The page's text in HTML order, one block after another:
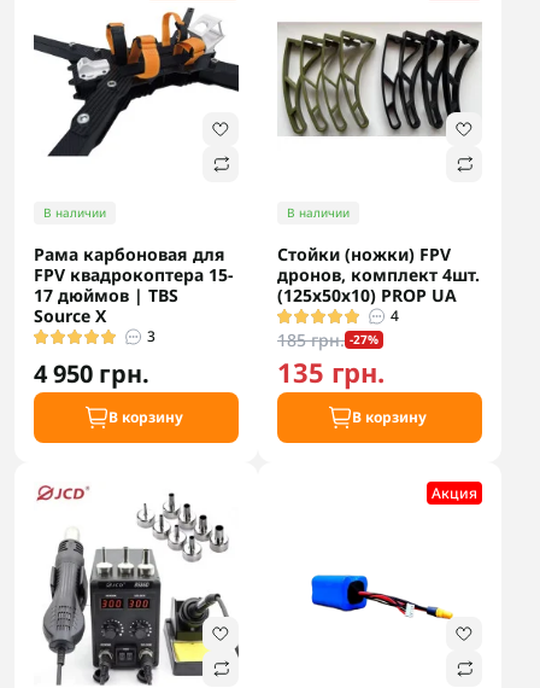
В наличии
Рама карбоновая для
FPV квадрокоптера 15-
17 дюймов | TBS
Source X
3
4 950 грн.
В корзину
В наличии
Стойки (ножки) FPV
дронов, комплект 4шт.
(125х50х10) PROP UA
4
185 грн. -27%
135 грн.
В корзину
Акция